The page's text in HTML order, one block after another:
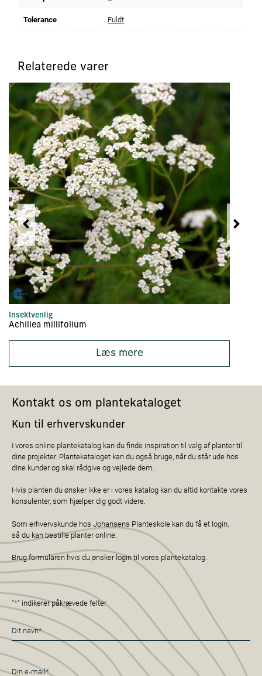
Tolerance Fuldt
Relaterede varer
Insektvenlig
Achillea millifolium
Læs mere
Kontakt os om plantekataloget
Kun til erhvervskunder
I vores online plantekatalog kan du finde inspiration til valg af planter til
dine projekter. Plantekataloget kan du også bruge, når du står ude hos
dine kunder og skal rådgive og vejlede dem.
Hvis planten du ønsker ikke er i vores katalog kan du altid kontakte vores
konsulenter, som hjælper dig godt videre.
Som erhvervskunde hos Johansens Planteskole kan du få et login,
så du kan bestille planter online.
Brug formularen hvis du ønsker login til vores plantekatalog.
"*" indikerer påkrævede felter
Navn
*
E-